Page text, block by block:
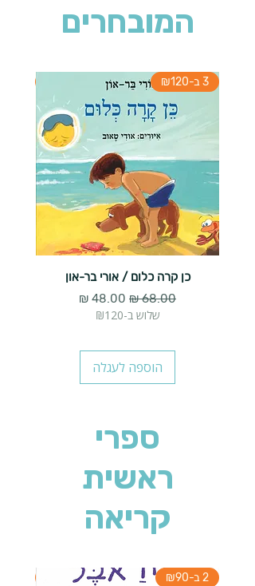
המובחרים
3 ב-₪120
כן קרה כלום / אורי בר-און
מחיר רגיל מחיר מבצע
שלוש ב-₪120
הוספה לעגלה
ספרי
ראשית
קריאה
2 ב-₪90